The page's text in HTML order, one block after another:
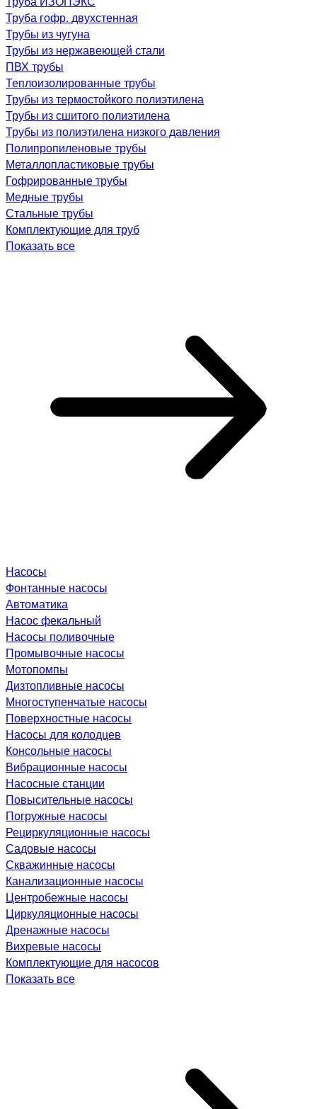
Труба гофр. двухстенная
Трубы из чугуна
Трубы из нержавеющей стали
ПВХ трубы
Теплоизолированные трубы
Трубы из термостойкого полиэтилена
Трубы из сшитого полиэтилена
Трубы из полиэтилена низкого давления
Полипропиленовые трубы
Металлопластиковые трубы
Гофрированные трубы
Медные трубы
Стальные трубы
Комплектующие для труб
Показать все
Насосы
Фонтанные насосы
Автоматика
Насос фекальный
Насосы поливочные
Промывочные насосы
Мотопомпы
Дизтопливные насосы
Многоступенчатые насосы
Поверхностные насосы
Насосы для колодцев
Консольные насосы
Вибрационные насосы
Насосные станции
Повысительные насосы
Погружные насосы
Рециркуляционные насосы
Садовые насосы
Скважинные насосы
Канализационные насосы
Центробежные насосы
Циркуляционные насосы
Дренажные насосы
Вихревые насосы
Комплектующие для насосов
Показать все